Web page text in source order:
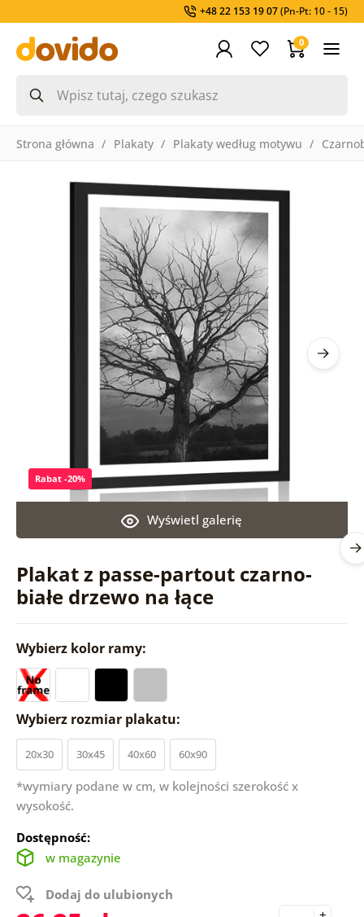
+48 22 153 19 07(Pn-Pt: 10 - 15)
0
Strona główna Plakaty Plakaty według motywu
Plakat z passe-partout czarno-
białe drzewo na łące
Wyświetl galerię
Rabat -20%
Wybierz kolor ramy:
Wybierz rozmiar plakatu:
20x30 30x45 40x60 60x90
*wymiary podane w cm, w kolejności szerokość x
wysokość.
Dostępność:
w magazynie
Dodaj do ulubionych